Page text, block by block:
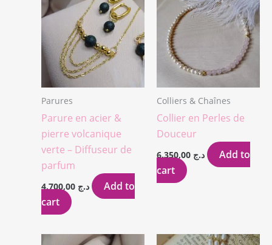
Parures
Parure en acier &
pierre volcanique
verte – Diffuseur de
parfum
د.ج
Add to
cart
Colliers & Chaînes
Collier en Perles de
Douceur
د.ج
Add to
cart
Original